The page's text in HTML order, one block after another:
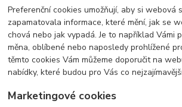
Preferenční cookies umožňují, aby si webová
zapamatovala informace, které mění, jak se
chová nebo jak vypadá. Je to například Vámi
měna, oblíbené nebo naposledy prohlížené
těmto cookies Vám můžeme doporučit na
nabídky, které budou pro Vás co
Marketingové cookies